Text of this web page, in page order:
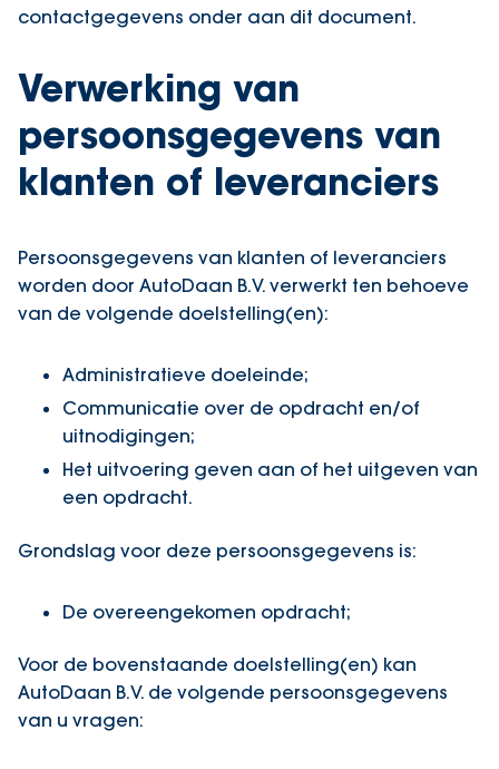
contactgegevens onder aan dit document.
Verwerking van
persoonsgegevens van
klanten of leveranciers
Persoonsgegevens van klanten of leveranciers
worden door AutoDaan B.V. verwerkt ten behoeve
van de volgende doelstelling(en):
Administratieve doeleinde;
Communicatie over de opdracht en/of
uitnodigingen;
Het uitvoering geven aan of het uitgeven van
een opdracht.
Grondslag voor deze persoonsgegevens is:
De overeengekomen opdracht;
Voor de bovenstaande doelstelling(en) kan
AutoDaan B.V. de volgende persoonsgegevens
van u vragen: